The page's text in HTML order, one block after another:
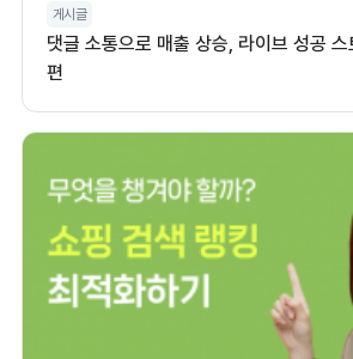
게시글
댓글 소통으로 매출 상승, 라이브 성공
편